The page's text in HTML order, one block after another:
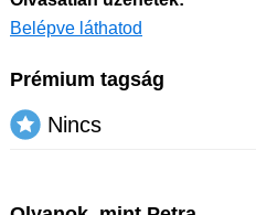
Belépve láthatod
Prémium tagság
Nincs